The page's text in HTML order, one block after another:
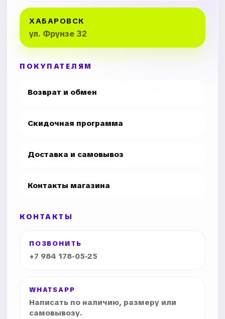
ХАБАРОВСК
ул. Фрунзе 32
ПОКУПАТЕЛЯМ
Возврат и обмен
Скидочная программа
Доставка и самовывоз
Контакты магазина
КОНТАКТЫ
ПОЗВОНИТЬ
+7 984 178-05-25
WHATSAPP
Написать по наличию, размеру или
самовывозу.